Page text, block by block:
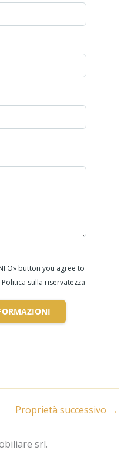
button you agree to
sulla riservatezza
Proprietà successivo →
srl.